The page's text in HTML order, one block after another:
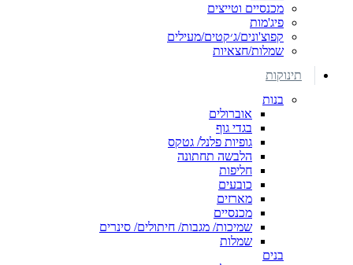
מכנסיים וטייצים
פיג'מות
קפוצ'ונים/ג׳קטים/מעילים
שמלות/חצאיות
תינוקות
בנות
אוברולים
בגדי גוף
גופיות פלנל/ גטקס
הלבשה תחתונה
חליפות
כובעים
מארזים
מכנסיים
שמיכות/ מגבות/ חיתולים/ סינרים
שמלות
בנים